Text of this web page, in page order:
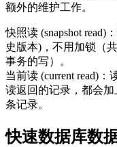
额外的维护工作。
快照读 (snapshot
史版本)，不用加锁（
事务的写）。
当前读 (current read)
读返回的记录，都会
条记录。
快速数据库数